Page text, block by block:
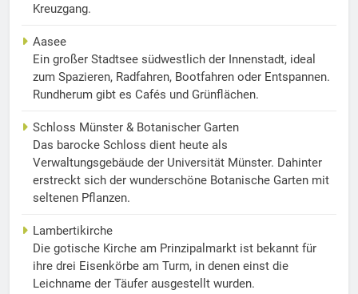
Kreuzgang.
Aasee
Ein großer Stadtsee südwestlich der Innenstadt, ideal
zum Spazieren, Radfahren, Bootfahren oder Entspannen.
Rundherum gibt es Cafés und Grünflächen.
Schloss Münster & Botanischer Garten
Das barocke Schloss dient heute als
Verwaltungsgebäude der Universität Münster. Dahinter
erstreckt sich der wunderschöne Botanische Garten mit
seltenen Pflanzen.
Lambertikirche
Die gotische Kirche am Prinzipalmarkt ist bekannt für
ihre drei Eisenkörbe am Turm, in denen einst die
Leichname der Täufer ausgestellt wurden.